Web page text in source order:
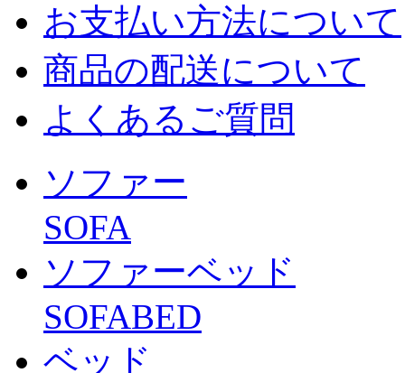
お支払い方法について
商品の配送について
よくあるご質問
ソファー
SOFA
ソファーベッド
SOFABED
ベッド